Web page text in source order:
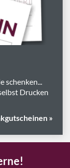
schenken...
Drucken
»